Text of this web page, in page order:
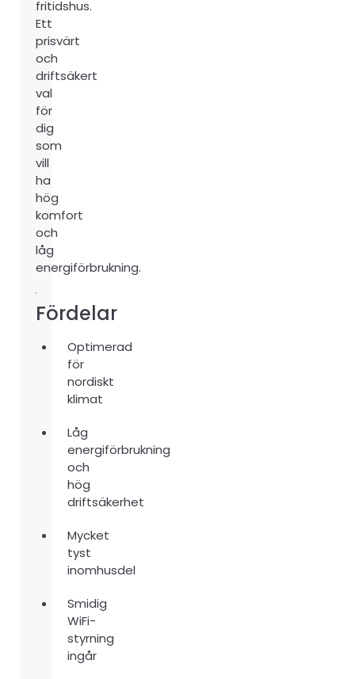
fritidshus.
Ett
prisvärt
och
driftsäkert
val
för
dig
som
vill
ha
hög
komfort
och
låg
energiförbrukning.
Fördelar
Optimerad
för
nordiskt
klimat
Låg
energiförbrukning
och
hög
driftsäkerhet
Mycket
tyst
inomhusdel
Smidig
WiFi-
styrning
ingår